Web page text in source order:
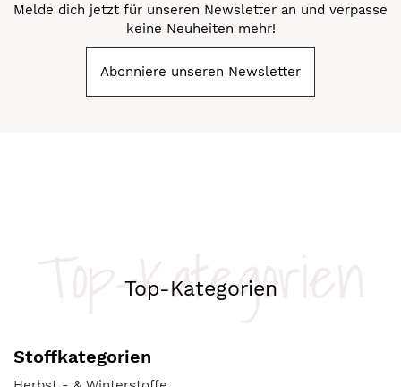
Melde dich jetzt für unseren Newsletter an und verpasse
keine Neuheiten mehr!
Abonniere unseren Newsletter
Top-Kategorien
Top-Kategorien
Stoffkategorien